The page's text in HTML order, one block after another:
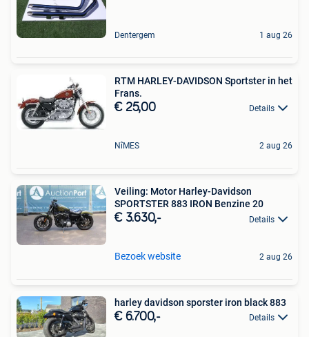
Dentergem 1 aug 26
RTM HARLEY-DAVIDSON Sportster in het
Frans.
€ 25,00 Details
NîMES 2 aug 26
Veiling: Motor Harley-Davidson
SPORTSTER 883 IRON Benzine 20
€ 3.630,- Details
Bezoek website 2 aug 26
harley davidson sporster iron black 883
€ 6.700,- Details